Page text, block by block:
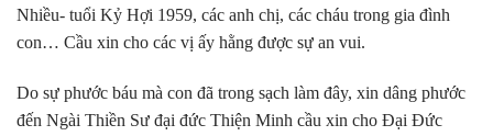
Nhiều- tuổi Kỷ Hợi 1959, các anh chị, các cháu trong gia đình
con… Cầu xin cho các vị ấy hằng được sự an vui.
Do sự phước báu mà con đã trong sạch làm đây, xin dâng phước
đến Ngài Thiền Sư đại đức Thiện Minh cầu xin cho Đại Đức